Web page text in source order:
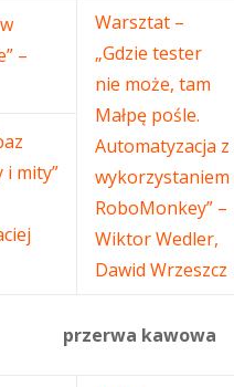
–
Warsztat –
„Gdzie tester
nie może, tam
Małpę pośle.
Automatyzacja z
wykorzystaniem
RoboMonkey” –
Wiktor Wedler,
Dawid Wrzeszcz
i mity”
przerwa kawowa